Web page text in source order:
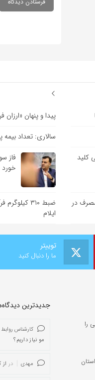
کلید
مصرف در
پیدا و پنهان
سالاری: تعداد
فاز
خورد
ضبط ۳۱۰
ایلام
توییتر
ما را دنبال کنید
را
بسته خبری ۲۶ مردادماه ۱۴۰۴ استان
جدیدترین
کارشناس
مو نیاز داریم؟
مهدی در